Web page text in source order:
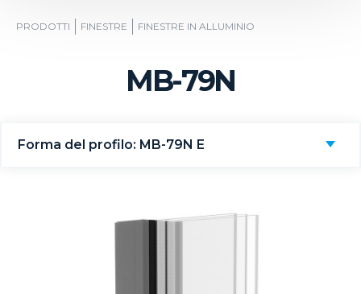
PRODOTTI FINESTRE FINESTRE IN ALLUMINIO
MB-79N
Forma del profilo: MB-79N E